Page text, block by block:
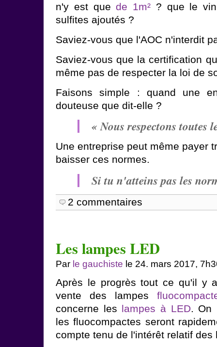
n'y est que de 1m² ? que le
sulfites ajoutés ?
Saviez-vous que l'AOC n'interdit
Saviez-vous que la certification
même pas de respecter la loi de
Faisons simple : quand une
douteuse que dit-elle ?
« Nous respectons toutes
Une entreprise peut même payer
baisser ces normes.
Si tu n'atteins pas les
2 commentaires
Les lampes LED
Par le gauchiste le 24. mars 2017,
Après le progrès tout ce qu'il y
vente des lampes
concerne les lampes à LED. On
les fluocompactes seront
compte tenu de l'intérêt relatif des